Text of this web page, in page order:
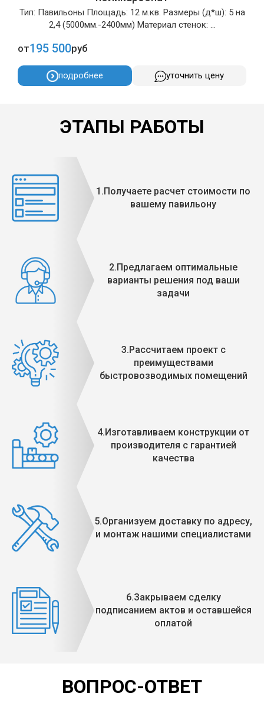
Тип: Павильоны Площадь: 12 м.кв. Размеры (д*ш): 5 на
2,4 (5000мм.-2400мм) Материал стенок: ...
от195 500руб
подробнее уточнить цену
ЭТАПЫ РАБОТЫ
1.Получаете расчет стоимости по
вашему павильону
2.Предлагаем оптимальные
варианты решения под ваши
задачи
3.Рассчитаем проект с
преимуществами
быстровозводимых помещений
4.Изготавливаем конструкции от
производителя с гарантией
качества
5.Организуем доставку по адресу,
и монтаж нашими специалистами
6.Закрываем сделку
подписанием актов и оставшейся
оплатой
ВОПРОС-ОТВЕТ